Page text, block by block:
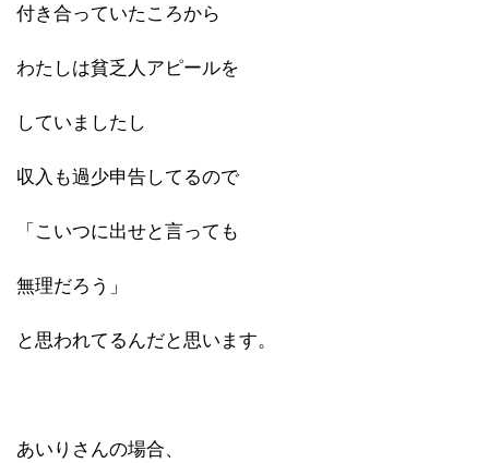
付き合っていたころから
わたしは貧乏人アピールを
していましたし
収入も過少申告してるので
「こいつに出せと言っても
無理だろう」
と思われてるんだと思います。
あいりさんの場合、